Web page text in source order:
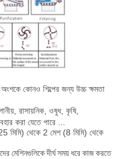
কোনও শিল্পের জন্য উচ্চ ক্ষমতা
রাসায়নিক, ওষুধ, কৃষি,
করা যেতে পারে ...
থেকে 2 মেশ (8 মিমি) থেকে
মেশিনগুলিকে দীর্ঘ সময় ধরে কাজ করতে